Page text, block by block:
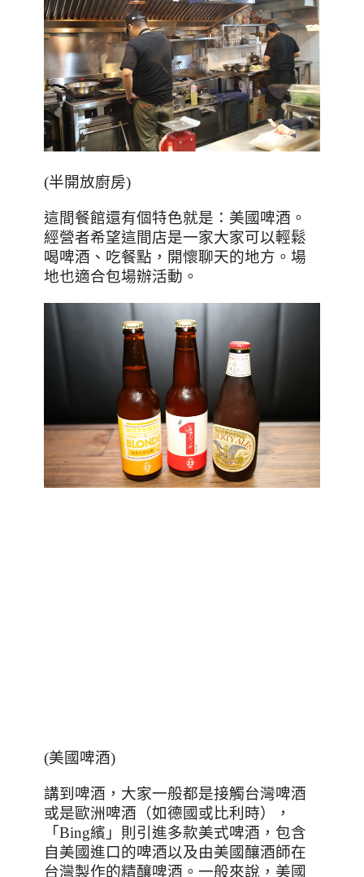
(半開放廚房)
這間餐館還有個特色就是：美國啤酒。
經營者希望這間店是一家大家可以輕鬆
喝啤酒、吃餐點，開懷聊天的地方。場
地也適合包場辦活動。
(美國啤酒)
講到啤酒，大家一般都是接觸台灣啤酒
或是歐洲啤酒（如德國或比利時），
「 Bing繽」則引進多款美式啤酒，包含
自美國進口的啤酒以及由美國釀酒師在
台灣製作的精釀啤酒。一般來說，美國